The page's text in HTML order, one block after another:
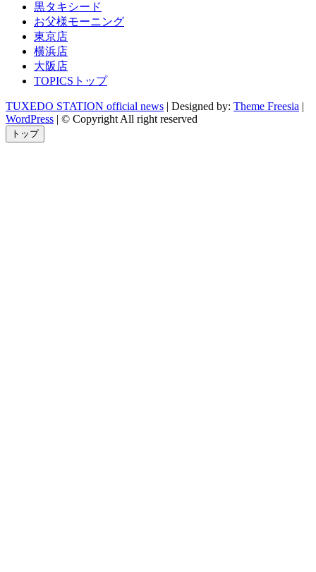
黒タキシード
お父様モーニング
東京店
横浜店
大阪店
TOPICSトップ
TUXEDO STATION official news | Designed by: Theme Freesia |
WordPress | © Copyright All right reserved
トップ